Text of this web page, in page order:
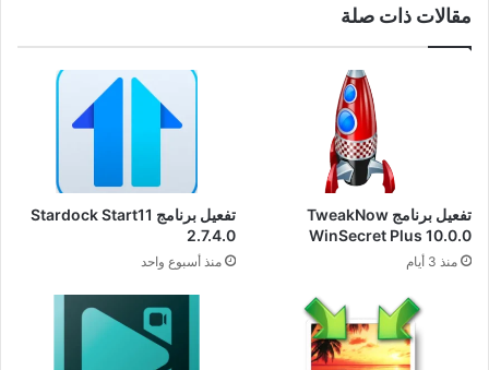
مقالات ذات صلة
تفعيل برنامج TweakNow
WinSecret Plus 10.0.0
منذ 3 أيام
تفعيل برنامج Stardock Start11
2.7.4.0
منذ أسبوع واحد